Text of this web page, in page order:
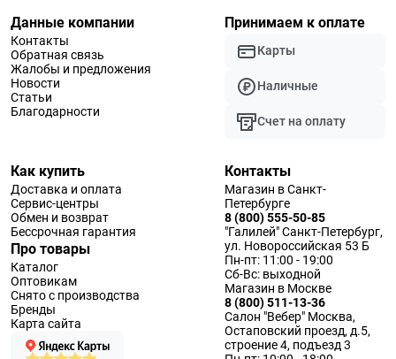
Данные компании
Контакты
Обратная связь
Жалобы и предложения
Новости
Статьи
Благодарности
Принимаем к оплате
Карты
Наличные
Счет на оплату
Как купить
Доставка и оплата
Сервис-центры
Обмен и возврат
Бессрочная гарантия
Про товары
Каталог
Оптовикам
Снято с производства
Бренды
Карта сайта
Контакты
Магазин в Санкт-
Петербурге
8 (800) 555-50-85
"Галилей" Санкт-Петербург,
ул. Новороссийская 53 Б
Пн-пт: 11:00 - 19:00
Сб-Вс: выходной
Магазин в Москве
8 (800) 511-13-36
Салон "Вебер" Москва,
Остаповский проезд, д.5,
строение 4, подъезд 3